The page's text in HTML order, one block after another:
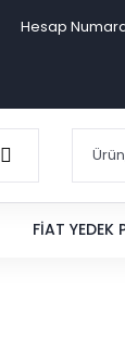
Hesap
FIAT YEDEK